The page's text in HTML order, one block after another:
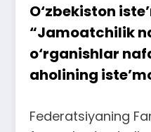
O‘zbekiston
“Jamoatchilik
o‘rganishlar
aholining
Federatsiyaning